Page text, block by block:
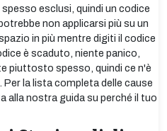
esclusi, quindi un codice
non applicarsi più su un
in più mentre digiti il codice
è scaduto, niente panico,
piuttosto spesso, quindi ce n'è
la lista completa delle cause
alla nostra guida su perché il tuo